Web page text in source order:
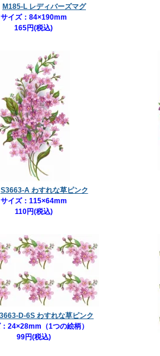
M185-L レディバーズマグ
サイズ：84×190mm
165円(税込)
S3663-A わすれな草ピンク
サイズ：115×64mm
110円(税込)
D-6S わすれな草ピンク
24×28mm（1つの絵柄）
99円(税込)